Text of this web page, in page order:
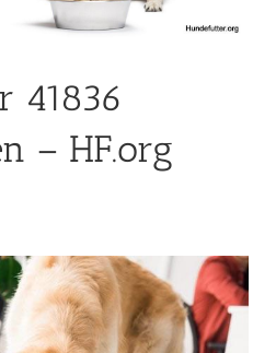
41836
– HF.org